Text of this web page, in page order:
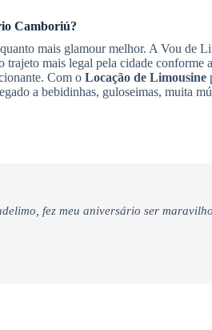
Camboriú?
mais glamour melhor. A Vou de
mais legal pela cidade conforme
Com o Locação de Limousine
a bebidinhas, guloseimas, muita
fez meu aniversário ser